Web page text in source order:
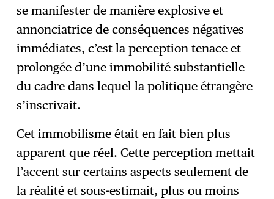
se manifester de manière explosive et
annonciatrice de conséquences négatives
immédiates, c’est la perception tenace et
prolongée d’une immobilité substantielle
du cadre dans lequel la politique étrangère
s’inscrivait.
Cet immobilisme était en fait bien plus
apparent que réel. Cette perception mettait
l’accent sur certains aspects seulement de
la réalité et sous-estimait, plus ou moins